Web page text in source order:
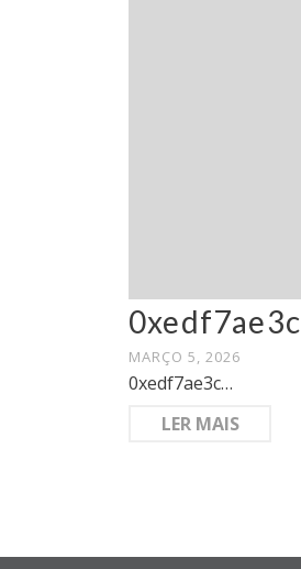
0xedf7ae3c
MARÇO 5, 2026
0xedf7ae3c…
LER MAIS